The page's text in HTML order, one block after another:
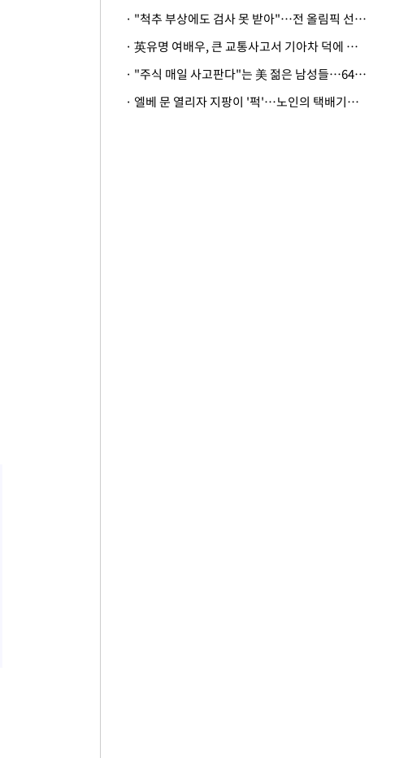
· "척추 부상에도 검사 못 받아"…전 올림픽 선수, 美봅슬레이협회 상대 소송
· 英유명 여배우, 큰 교통사고서 기아차 덕에 살았다
· "주식 매일 사고판다"는 美 젊은 남성들…64%가 "나는 인생의 패배자“
· 엘베 문 열리자 지팡이 '퍽'…노인의 택배기사 폭행 이유